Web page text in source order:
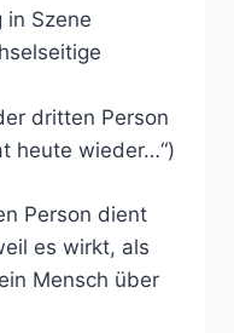
in Szene
dritten Person
heute wieder…“)
Person dient
es wirkt, als
Mensch über